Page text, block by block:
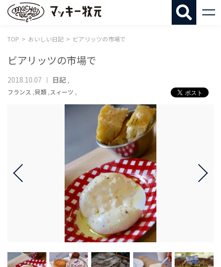
TOP おいしい日記 ビアリッツの市場で
ビアリッツの市場で
2018.10.07 日記 ,
フランス ,貝類 ,スィーツ ,